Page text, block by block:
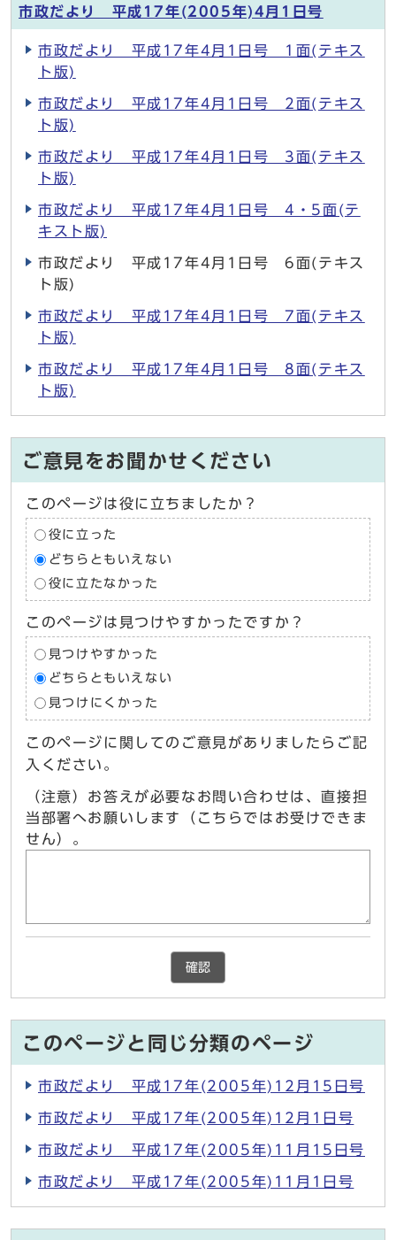
市政だより 平成17年(2005年)4月1日号
市政だより 平成17年4月1日号 1面(テキス
ト版)
市政だより 平成17年4月1日号 2面(テキス
ト版)
市政だより 平成17年4月1日号 3面(テキス
ト版)
市政だより 平成17年4月1日号 4・5面(テ
キスト版)
市政だより 平成17年4月1日号 6面(テキス
ト版)
市政だより 平成17年4月1日号 7面(テキス
ト版)
市政だより 平成17年4月1日号 8面(テキス
ト版)
ご意見をお聞かせください
このページは役に立ちましたか？
役に立った
どちらともいえない
役に立たなかった
このページは見つけやすかったですか？
見つけやすかった
どちらともいえない
見つけにくかった
このページに関してのご意見がありましたらご記
入ください。
（注意）お答えが必要なお問い合わせは、直接担
当部署へお願いします（こちらではお受けできま
せん）。
確認
このページと同じ分類のページ
市政だより 平成17年(2005年)12月15日号
市政だより 平成17年(2005年)12月1日号
市政だより 平成17年(2005年)11月15日号
市政だより 平成17年(2005年)11月1日号